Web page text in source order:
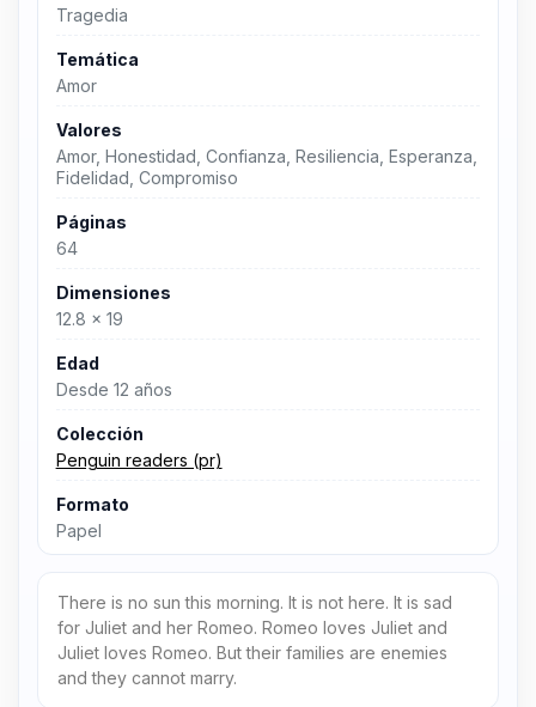
Tragedia
Temática
Amor
Valores
Amor, Honestidad, Confianza, Resiliencia, Esperanza,
Fidelidad, Compromiso
Páginas
64
Dimensiones
12.8 x 19
Edad
Desde 12 años
Colección
Penguin readers (pr)
Formato
Papel
There is no sun this morning. It is not here. It is sad
for Juliet and her Romeo. Romeo loves Juliet and
Juliet loves Romeo. But their families are enemies
and they cannot marry.